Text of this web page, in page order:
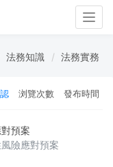
法務知識 法務實務
浏覽次數 發布時間
預案
險應對預案